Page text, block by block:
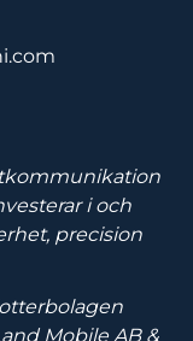
i och
precision
Mobile AB &